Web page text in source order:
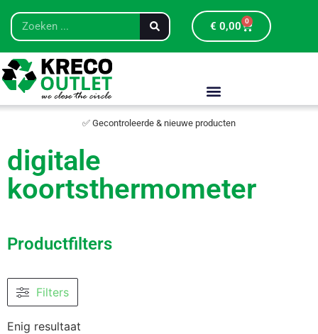
€ 0,00 0
✅ Gecontroleerde & nieuwe producten
digitale
koortsthermometer
Productfilters
Filters
Enig resultaat